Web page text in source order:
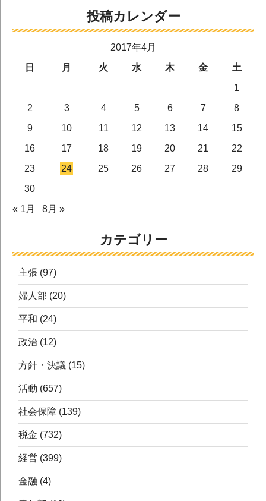
投稿カレンダー
2017年4月
日
月 火 水 木 金
土
1
2
3 4 5 6 7
8
9
10 11 12 13 14
15
16
17 18 19 20 21
22
23
24 25 26 27 28
29
30
« 1月
8月 »
カテゴリー
主張 (97)
婦人部 (20)
平和 (24)
政治 (12)
方針・決議 (15)
活動 (657)
社会保障 (139)
税金 (732)
経営 (399)
金融 (4)